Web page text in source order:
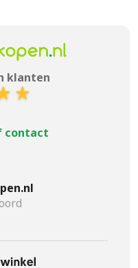
klanten
contact